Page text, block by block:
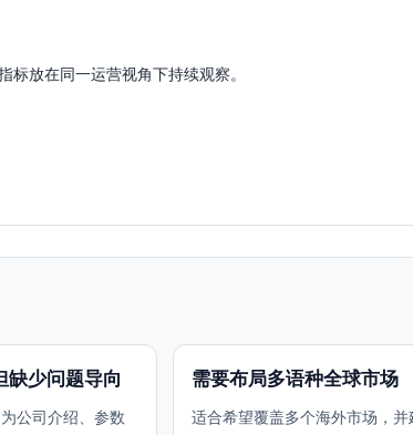
放在同一运营视角下持续观察。
缺少问题导向
公司介绍、参数
需要布局多语种全球市场
适合希望覆盖多个海外市场，并